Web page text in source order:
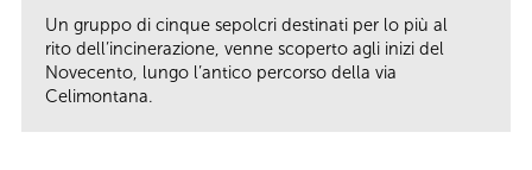
Un gruppo di cinque sepolcri destinati per lo più al
rito dell’incinerazione, venne scoperto agli inizi del
Novecento, lungo l’antico percorso della via
Celimontana.